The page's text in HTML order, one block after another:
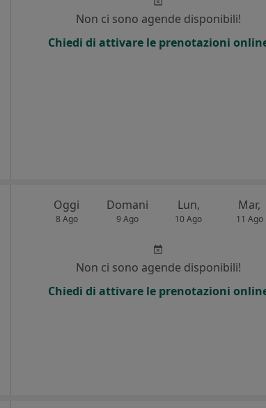
Non ci sono agende disponibili!
Chiedi di attivare le prenotazioni
Oggi
8 Ago
Domani
9 Ago
Lun,
10 Ago
Mar,
11 Ago
Non ci sono agende disponibili!
Chiedi di attivare le prenotazioni